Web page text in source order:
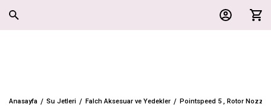
Anasayfa Su Jetleri Falch Aksesuar ve Yedekler Pointspeed 5 , Rotor Nozzle